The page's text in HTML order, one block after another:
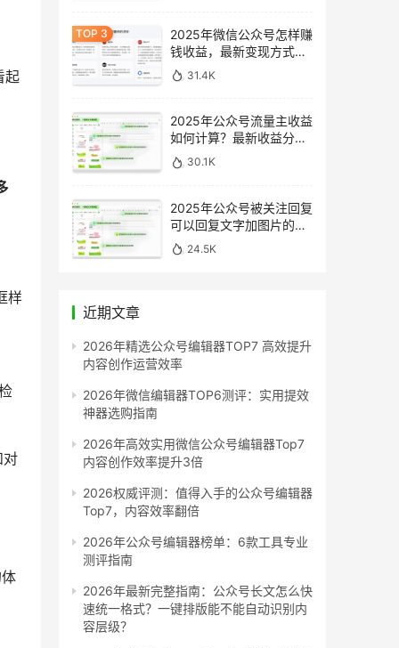
起
样
对
2025年微信公众号怎样赚
钱收益，最新变现方式完
整指南
31.4K
2025年公众号流量主收益
如何计算？最新收益分析
与提升方法
30.1K
2025年公众号被关注回复
可以回复文字加图片的消
息吗？最新设置指南
24.5K
近期文章
2026年精选公众号编辑器TOP7 高效提升
内容创作运营效率
2026年微信编辑器TOP6测评：实用提效
神器选购指南
2026年高效实用微信公众号编辑器Top7
内容创作效率提升3倍
2026权威评测：值得入手的公众号编辑器
Top7，内容效率翻倍
2026年公众号编辑器榜单：6款工具专业
测评指南
2026年最新完整指南：公众号长文怎么快
速统一格式？一键排版能不能自动识别内
容层级？